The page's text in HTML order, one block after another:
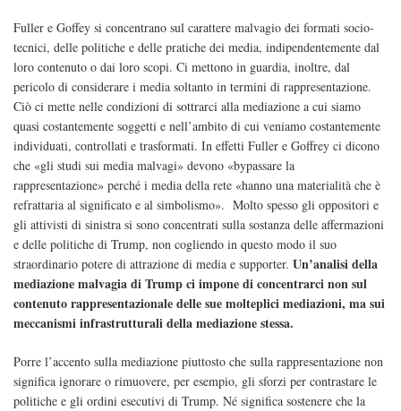
Fuller e Goffey si concentrano sul carattere malvagio dei formati socio-
tecnici, delle politiche e delle pratiche dei media, indipendentemente dal
loro contenuto o dai loro scopi. Ci mettono in guardia, inoltre, dal
pericolo di considerare i media soltanto in termini di rappresentazione.
Ciò ci mette nelle condizioni di sottrarci alla mediazione a cui siamo
quasi costantemente soggetti e nell’ambito di cui veniamo costantemente
individuati, controllati e trasformati. In effetti Fuller e Goffrey ci dicono
che «gli studi sui media malvagi» devono «bypassare la
rappresentazione» perché i media della rete «hanno una materialità che è
refrattaria al significato e al simbolismo». Molto spesso gli oppositori e
gli attivisti di sinistra si sono concentrati sulla sostanza delle affermazioni
e delle politiche di Trump, non cogliendo in questo modo il suo
straordinario potere di attrazione di media e supporter. Un’analisi della
mediazione malvagia di Trump ci impone di concentrarci non sul
contenuto rappresentazionale delle sue molteplici mediazioni, ma sui
meccanismi infrastrutturali della mediazione stessa.
Porre l’accento sulla mediazione piuttosto che sulla rappresentazione non
significa ignorare o rimuovere, per esempio, gli sforzi per contrastare le
politiche e gli ordini esecutivi di Trump. Né significa sostenere che la